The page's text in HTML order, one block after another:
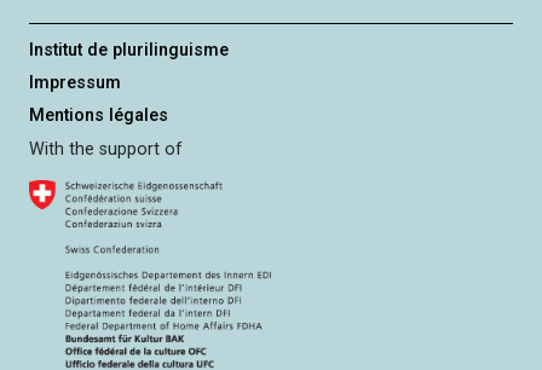
Institut de plurilinguisme
Impressum
Mentions légales
With the support of